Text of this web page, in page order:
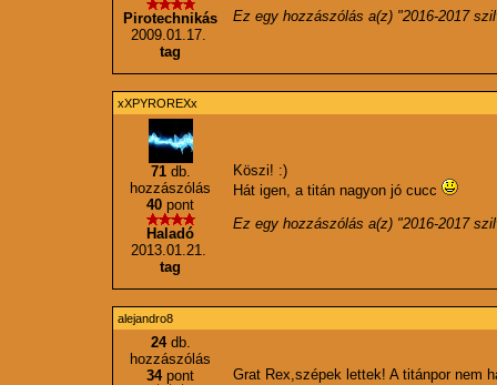
Pirotechnikás
2009.01.17.
tag
Ez egy hozzászólás a(z) "2016-2017
xXPYROREXx
71db.
hozzászólás
40 pont
Haladó
2013.01.21.
tag
Köszi! :)
Hát igen, a titán nagyon jó cucc
Ez egy hozzászólás a(z) "2016-2017
alejandro8
24db.
hozzászólás
34pont
Grat Rex,szépek lettek! A titánpor nem